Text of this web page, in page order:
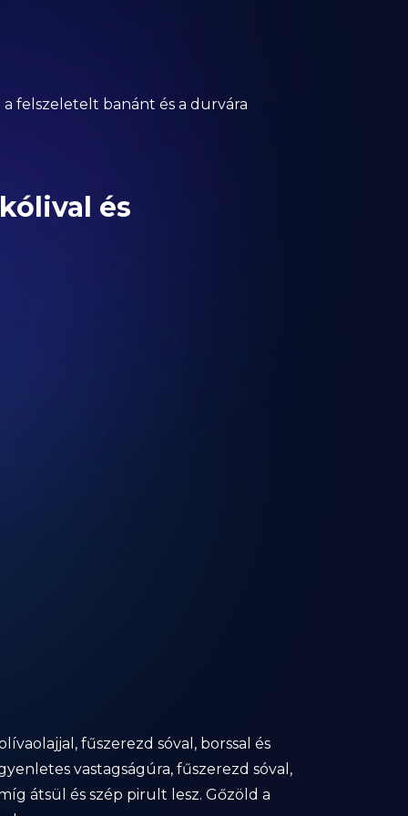
felszeletelt banánt és a durvára
és
fűszerezd sóval, borssal és
vastagságúra, fűszerezd sóval,
átsül és szép pirult lesz. Gőzöld a